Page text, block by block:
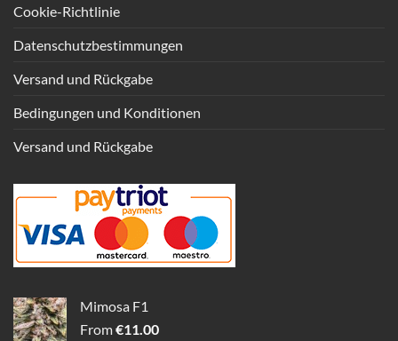
Cookie-Richtlinie
Datenschutzbestimmungen
Versand und Rückgabe
Bedingungen und Konditionen
Versand und Rückgabe
Mimosa F1
From€11.00